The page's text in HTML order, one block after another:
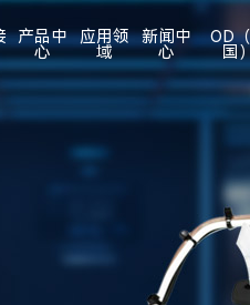
8 月份，座落 于“世界工
产品中
心
应用领
域
新闻中
心
8 月份，座落 于“世界工
OD
国）